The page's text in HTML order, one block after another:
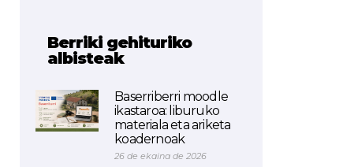
Berriki gehituriko
albisteak
Baserriberri moodle
ikastaroa: liburuko
materiala eta ariketa
koadernoak
26 de ekaina de 2026